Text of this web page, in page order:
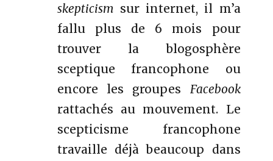
skepticism sur internet, il m’a
fallu plus de 6 mois pour
trouver la blogosphère
sceptique francophone ou
encore les groupes Facebook
rattachés au mouvement. Le
scepticisme francophone
travaille déjà beaucoup dans